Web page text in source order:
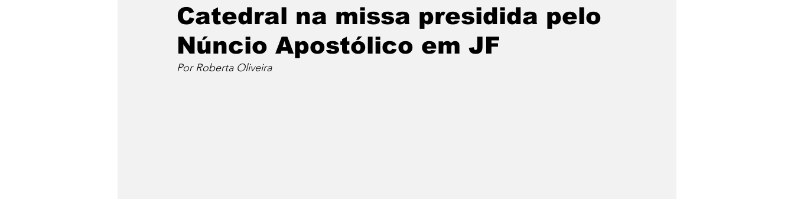
Catedral na missa presidida pelo
Núncio Apostólico em JF
Por Roberta Oliveira